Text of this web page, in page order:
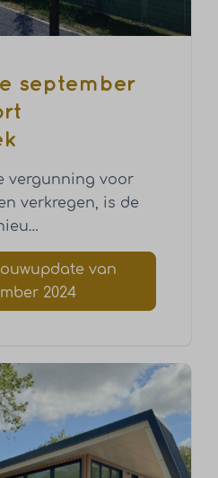
september
vergunning voor
verkregen, is de
…
van
2024